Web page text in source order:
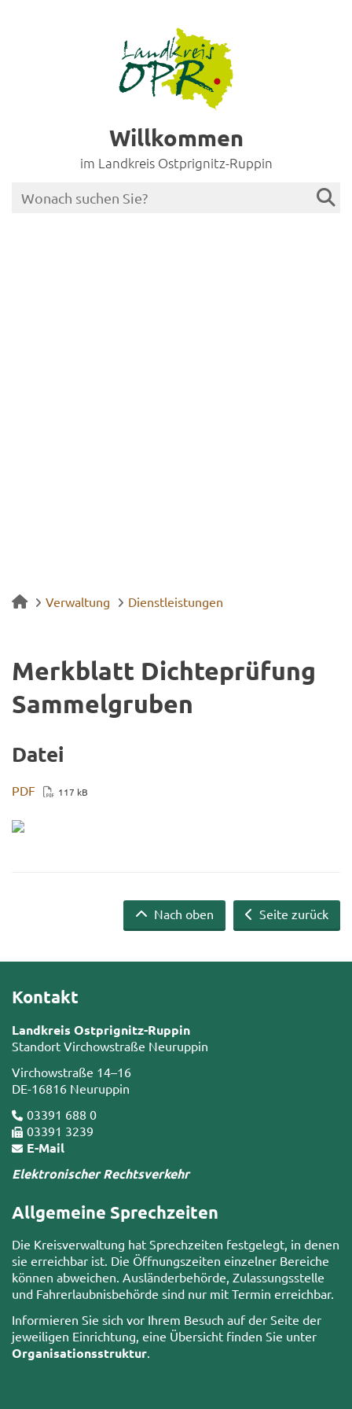
Willkommen
im Landkreis Ostprignitz-Ruppin
Verwaltung Dienstleistungen
Merk­blatt Dich­te­prü­fung
Sam­mel­gru­ben
Datei
PDF 117 kB
Seite zurück
Nach oben
Kontakt
Landkreis Ostprignitz-Ruppin
Standort Virchowstraße Neuruppin
Virchowstraße 14–16
DE-16816 Neuruppin
03391 688 0
03391 3239
E-Mail
Elektronischer Rechtsverkehr
Allgemeine Sprechzeiten
Die Kreisverwaltung hat Sprechzeiten festgelegt, in denen
sie erreichbar ist. Die Öffnungszeiten einzelner Bereiche
können abweichen. Ausländerbehörde, Zulassungsstelle
und Fahrerlaubnisbehörde sind nur mit Termin erreichbar.
Informieren Sie sich vor Ihrem Besuch auf der Seite der
jeweiligen Einrichtung, eine Übersicht finden Sie unter
Organisationsstruktur.